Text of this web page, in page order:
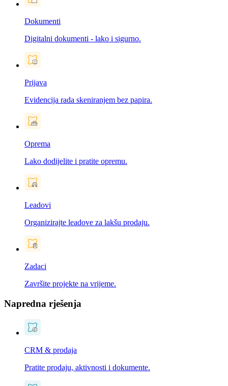
Dokumenti
Digitalni dokumenti - lako i sigurno.
Prijava
Evidencija rada skeniranjem bez papira.
Oprema
Lako dodijelite i pratite opremu.
Leadovi
Organizirajte leadove za lakšu prodaju.
Zadaci
Završite projekte na vrijeme.
Napredna rješenja
CRM & prodaja
Pratite prodaju, aktivnosti i dokumente.